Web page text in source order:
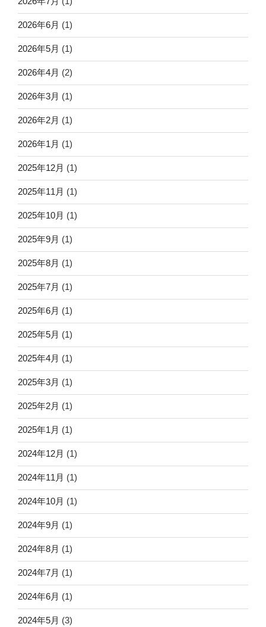
2026年6月 (1)
2026年5月 (1)
2026年4月 (2)
2026年3月 (1)
2026年2月 (1)
2026年1月 (1)
2025年12月 (1)
2025年11月 (1)
2025年10月 (1)
2025年9月 (1)
2025年8月 (1)
2025年7月 (1)
2025年6月 (1)
2025年5月 (1)
2025年4月 (1)
2025年3月 (1)
2025年2月 (1)
2025年1月 (1)
2024年12月 (1)
2024年11月 (1)
2024年10月 (1)
2024年9月 (1)
2024年8月 (1)
2024年7月 (1)
2024年6月 (1)
2024年5月 (3)